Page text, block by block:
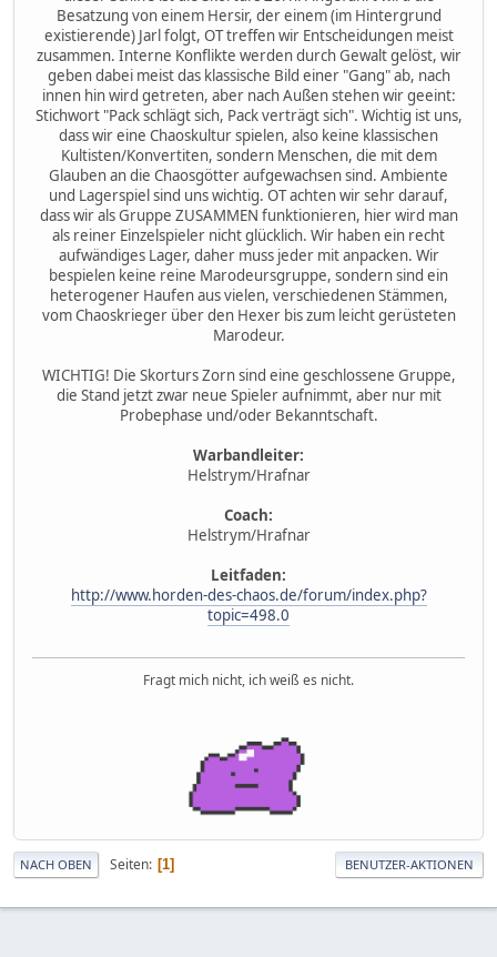
Besatzung von einem Hersir, der einem (im Hintergrund
existierende) Jarl folgt, OT treffen wir Entscheidungen meist
zusammen. Interne Konflikte werden durch Gewalt gelöst, wir
geben dabei meist das klassische Bild einer "Gang" ab, nach
innen hin wird getreten, aber nach Außen stehen wir geeint:
Stichwort "Pack schlägt sich, Pack verträgt sich". Wichtig ist uns,
dass wir eine Chaoskultur spielen, also keine klassischen
Kultisten/Konvertiten, sondern Menschen, die mit dem
Glauben an die Chaosgötter aufgewachsen sind. Ambiente
und Lagerspiel sind uns wichtig. OT achten wir sehr darauf,
dass wir als Gruppe ZUSAMMEN funktionieren, hier wird man
als reiner Einzelspieler nicht glücklich. Wir haben ein recht
aufwändiges Lager, daher muss jeder mit anpacken. Wir
bespielen keine reine Marodeursgruppe, sondern sind ein
heterogener Haufen aus vielen, verschiedenen Stämmen,
vom Chaoskrieger über den Hexer bis zum leicht gerüsteten
Marodeur.
WICHTIG! Die Skorturs Zorn sind eine geschlossene Gruppe,
die Stand jetzt zwar neue Spieler aufnimmt, aber nur mit
Probephase und/oder Bekanntschaft.
Warbandleiter:
Helstrym/Hrafnar
Coach:
Helstrym/Hrafnar
Leitfaden:
http://www.horden-des-chaos.de/forum/index.php?
topic=498.0
Fragt mich nicht, ich weiß es nicht.
NACH OBEN Seiten 1 BENUTZER-AKTIONEN